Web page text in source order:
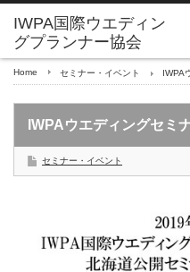
Home セミナー・イベント IWPA
IWPAウエディングセミ
セミナー・イベント